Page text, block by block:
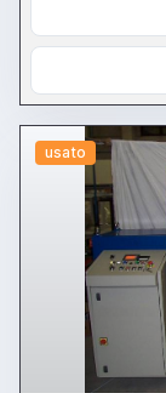
usato